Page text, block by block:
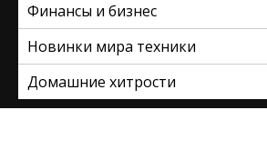
Финансы и бизнес
Новинки мира техники
Домашние хитрости